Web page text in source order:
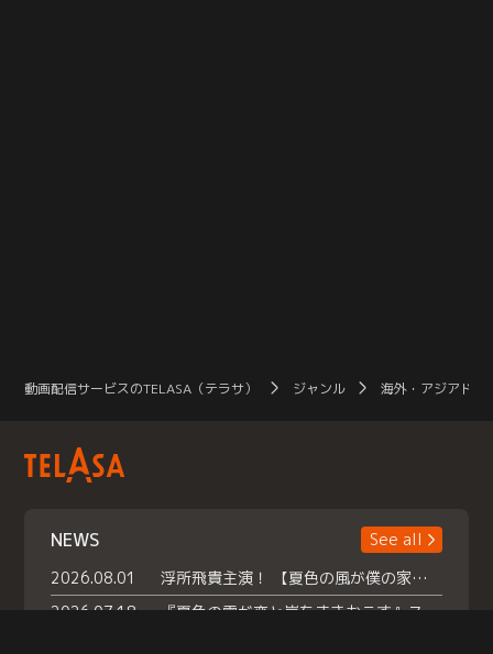
動画配信サービスのTELASA（テラサ） ジャンル 海外・アジアドラ
NEWS
See all
2026.08.01
浮所飛貴主演！ 【夏色の風が僕の家にやってきた】 本日よりテラサで独占配信スタート！
2026.07.18
『夏色の雲が恋と嵐をまきおこす』スペシャルメイキング 【Part1】2026年７月18日（土）23時30分～配信スタート！話題のシーンの裏側を大公開！豪華キャスト大集合！ 『武宮家 真夏の家族会議』開催！